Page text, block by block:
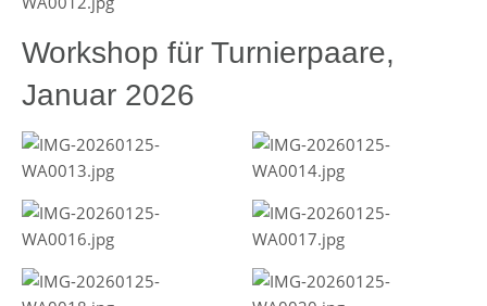
Workshop für Turnierpaare,
Januar 2026